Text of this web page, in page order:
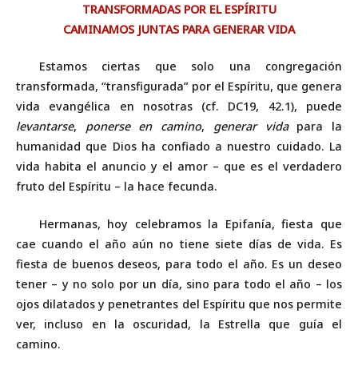
TRANSFORMADAS POR EL ESPÍRITU
CAMINAMOS JUNTAS PARA GENERAR VIDA
Estamos ciertas que solo una congregación
transformada, “transfigurada” por el Espíritu, que genera
vida evangélica en nosotras (cf. DC19, 42.1), puede
levantarse, ponerse en camino, generar vidapara la
humanidad que Dios ha confiado a nuestro cuidado. La
vida habita el anuncio y el amor – que es el verdadero
fruto del Espíritu – la hace fecunda.
Hermanas, hoy celebramos la Epifanía, fiesta que
cae cuando el año aún no tiene siete días de vida. Es
fiesta de buenos deseos, para todo el año. Es un deseo
tener – y no solo por un día, sino para todo el año – los
ojos dilatados y penetrantes del Espíritu que nos permite
ver, incluso en la oscuridad, la Estrella que guía el
camino.